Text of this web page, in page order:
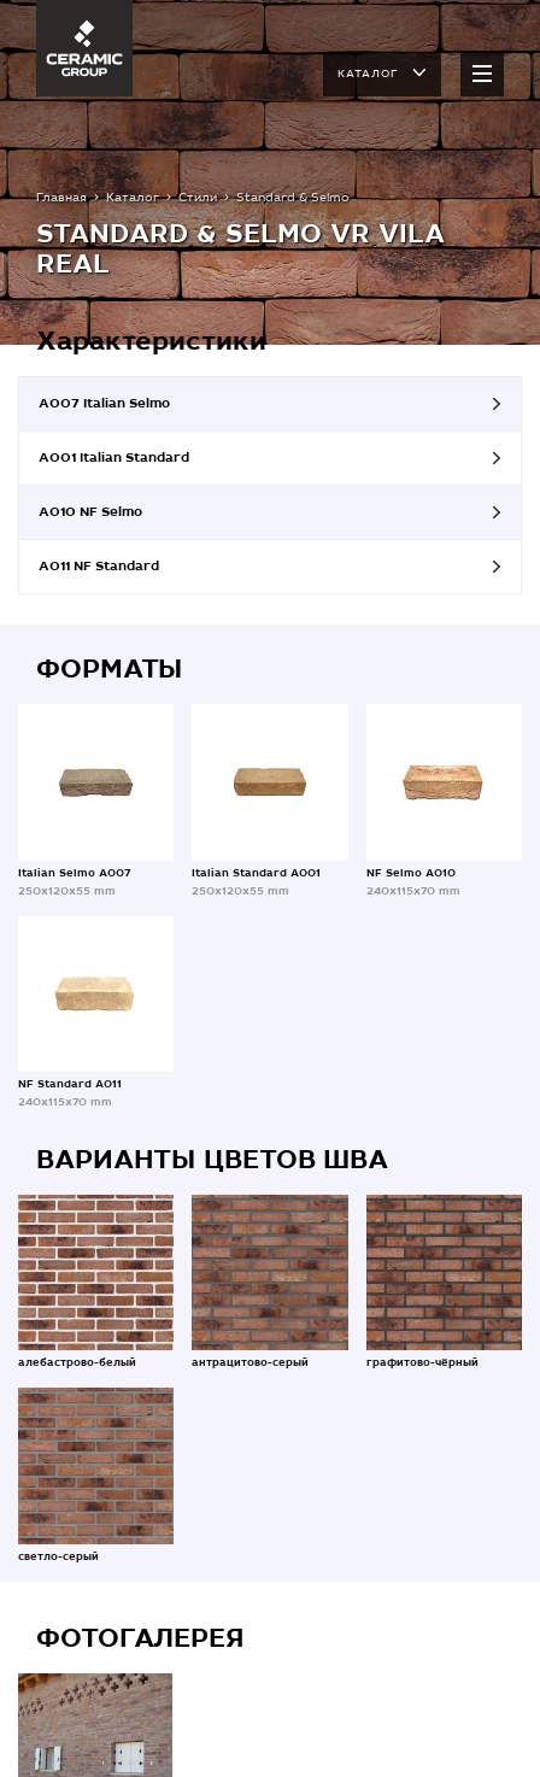
КАТАЛОГ
Главная Каталог Стили Standard & Selmo
STANDARD & SELMO VR VILA
REAL
Характеристики
A007 Italian Selmo
A001 Italian Standard
A010 NF Selmo
A011 NF Standard
ФОРМАТЫ
Italian Selmo A007
250x120x55 mm
Italian Standard A001
250x120x55 mm
NF Selmo A010
240x115x70 mm
NF Standard A011
240x115x70 mm
ВАРИАНТЫ ЦВЕТОВ ШВА
алебастрово-белый антрацитово-серый графитово-чёрный
светло-серый
ФОТОГАЛЕРЕЯ